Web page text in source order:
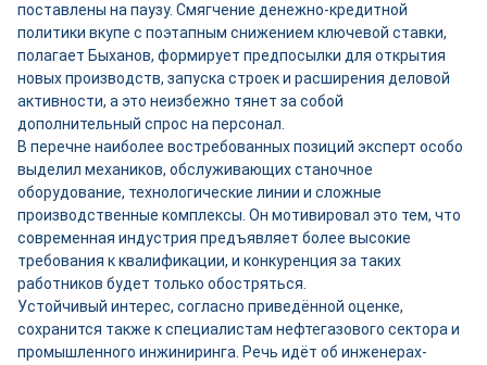
поставлены на паузу. Смягчение денежно-кредитной
политики вкупе с поэтапным снижением ключевой ставки,
полагает Быханов, формирует предпосылки для открытия
новых производств, запуска строек и расширения деловой
активности, а это неизбежно тянет за собой
дополнительный спрос на персонал.
В перечне наиболее востребованных позиций эксперт особо
выделил механиков, обслуживающих станочное
оборудование, технологические линии и сложные
производственные комплексы. Он мотивировал это тем, что
современная индустрия предъявляет более высокие
требования к квалификации, и конкуренция за таких
работников будет только обостряться.
Устойчивый интерес, согласно приведённой оценке,
сохранится также к специалистам нефтегазового сектора и
промышленного инжиниринга. Речь идёт об инженерах-